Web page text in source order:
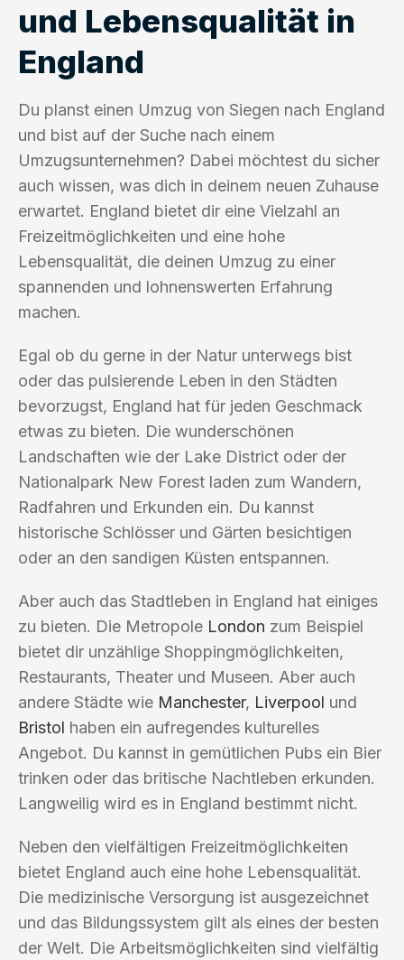
und Lebensqualität in
England
Du planst einen Umzug von Siegen nach England
und bist auf der Suche nach einem
Umzugsunternehmen? Dabei möchtest du sicher
auch wissen, was dich in deinem neuen Zuhause
erwartet. England bietet dir eine Vielzahl an
Freizeitmöglichkeiten und eine hohe
Lebensqualität, die deinen Umzug zu einer
spannenden und lohnenswerten Erfahrung
machen.
Egal ob du gerne in der Natur unterwegs bist
oder das pulsierende Leben in den Städten
bevorzugst, England hat für jeden Geschmack
etwas zu bieten. Die wunderschönen
Landschaften wie der Lake District oder der
Nationalpark New Forest laden zum Wandern,
Radfahren und Erkunden ein. Du kannst
historische Schlösser und Gärten besichtigen
oder an den sandigen Küsten entspannen.
Aber auch das Stadtleben in England hat einiges
zu bieten. Die Metropole London zum Beispiel
bietet dir unzählige Shoppingmöglichkeiten,
Restaurants, Theater und Museen. Aber auch
andere Städte wie Manchester, Liverpool und
Bristol haben ein aufregendes kulturelles
Angebot. Du kannst in gemütlichen Pubs ein Bier
trinken oder das britische Nachtleben erkunden.
Langweilig wird es in England bestimmt nicht.
Neben den vielfältigen Freizeitmöglichkeiten
bietet England auch eine hohe Lebensqualität.
Die medizinische Versorgung ist ausgezeichnet
und das Bildungssystem gilt als eines der besten
der Welt. Die Arbeitsmöglichkeiten sind vielfältig